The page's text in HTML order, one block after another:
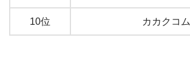
10位 カカクコム